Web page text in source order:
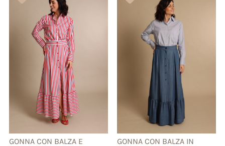
GONNA CON BALZA E
GONNA CON BALZA IN